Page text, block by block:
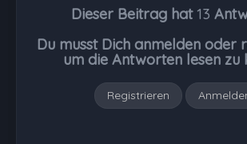
Dieser Beitrag hat 13
Du musst Dich anmelden oder
um die Antworten lesen zu
Registrieren